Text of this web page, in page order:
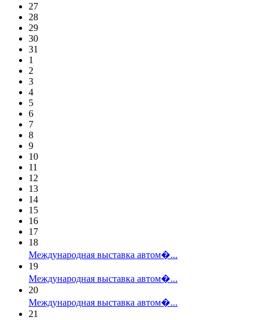
27
28
29
30
31
1
2
3
4
5
6
7
8
9
10
11
12
13
14
15
16
17
18
Международная выставка автом�...
19
Международная выставка автом�...
20
Международная выставка автом�...
21